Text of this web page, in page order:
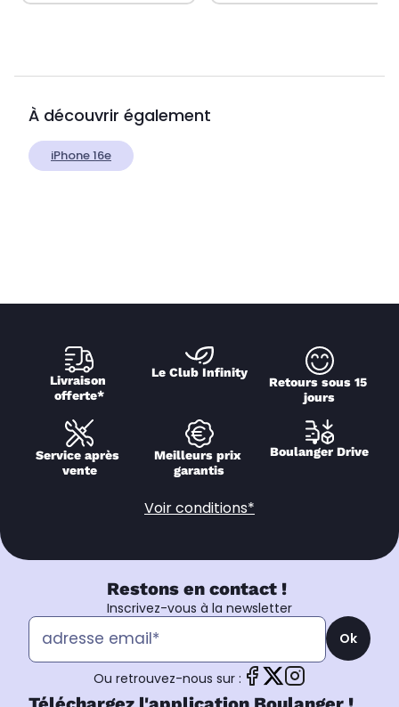
À découvrir également
iPhone 16e
Livraison
offerte*
Le Club Infinity
Retours sous 15
jours
Service après
vente
Meilleurs prix
garantis
Boulanger Drive
Voir conditions*
Restons en contact !
Inscrivez-vous à la newsletter
Ok
Ou retrouvez-nous sur :